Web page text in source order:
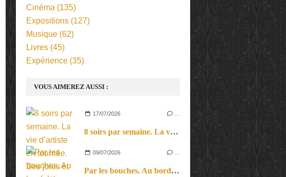
VOUS AIMEREZ AUSSI :
17/07/2026
8 soirs par semaine. La vie d’artiste en tournée. Ses joies et ses galères.
09/07/2026
Par les bouches. Au bord des lèvres et sur le bout des langues.
Cinéma (135)
Expositions (127)
Musique (62)
Livres (45)
Expérience (35)